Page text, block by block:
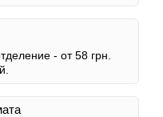
- от 58 грн.